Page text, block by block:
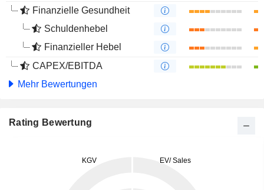
Finanzielle Gesundheit
Schuldenhebel
Finanzieller Hebel
CAPEX/EBITDA
Mehr Bewertungen
Rating Bewertung